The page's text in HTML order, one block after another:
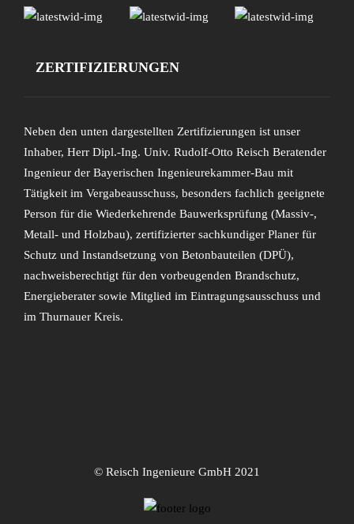
ZERTIFIZIERUNGEN
Neben den unten dargestellten Zertifizierungen ist unser
Inhaber, Herr Dipl.-Ing. Univ. Rudolf-Otto Reisch Beratender
Ingenieur der Bayerischen Ingenieurekammer-Bau mit
Tätigkeit im Vergabeausschuss, besonders fachlich geeignete
Person für die Wiederkehrende Bauwerksprüfung (Massiv-,
Metall- und Holzbau), zertifizierter sachkundiger Planer für
Schutz und Instandsetzung von Betonbauteilen (DPÜ),
nachweisberechtigt für den vorbeugenden Brandschutz,
Energieberater sowie Mitglied im Eintragungsausschuss und
im Thurnauer Kreis.
© Reisch Ingenieure GmbH 2021